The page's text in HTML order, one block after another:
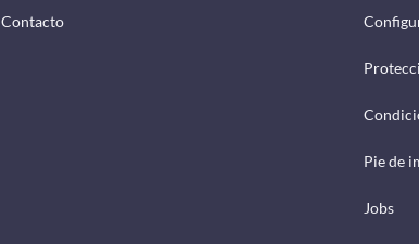
Contacto
Pie de
Jobs